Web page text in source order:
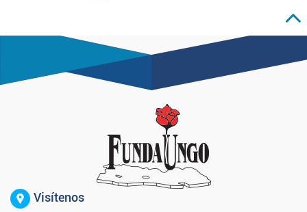
Visítenos